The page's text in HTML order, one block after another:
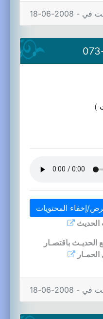
- 2008-06-18
)
إخفاء المحتويات
الحديـث باقتصـار
- 2008-06-18